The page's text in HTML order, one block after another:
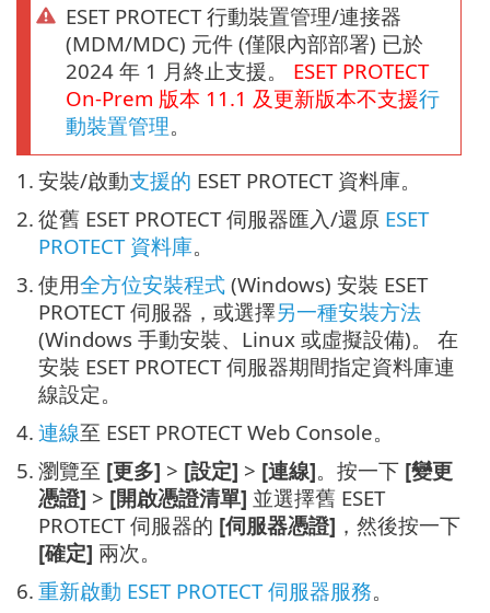
ESET PROTECT 行動裝置管理/連接器
(MDM/MDC) 元件 (僅限內部部署) 已於
2024 年 1 月終止支援。 ESET PROTECT
On-Prem 版本 11.1 及更新版本不支援行
動裝置管理。
1. 安裝/啟動支援的 ESET PROTECT 資料庫。
2. 從舊 ESET PROTECT 伺服器匯入/還原 ESET
PROTECT 資料庫。
3. 使用全方位安裝程式 (Windows) 安裝 ESET
PROTECT 伺服器，或選擇另一種安裝方法
(Windows 手動安裝、Linux 或虛擬設備)。 在
安裝 ESET PROTECT 伺服器期間指定資料庫連
線設定。
4. 連線至 ESET PROTECT Web Console。
5. 瀏覽至 [更多] > [設定] > [連線]。按一下 [變更
憑證] > [開啟憑證清單] 並選擇舊 ESET
PROTECT 伺服器的 [伺服器憑證] ，然後按一下
[確定] 兩次。
6. 重新啟動 ESET PROTECT 伺服器服務。